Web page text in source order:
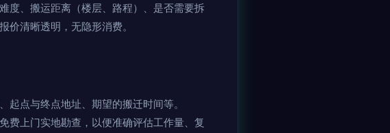
度、搬运距离（楼层、路程）、是否需要拆
清晰透明，无隐形消费。
起点与终点地址、期望的搬迁时间等。
费上门实地勘查，以便准确评估工作量、复